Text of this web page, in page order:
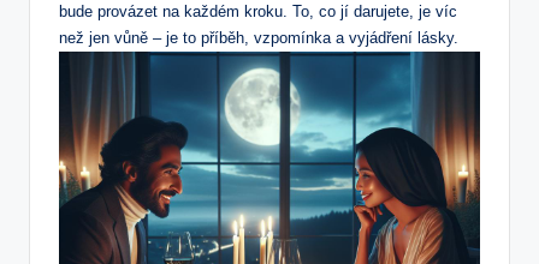
bude provázet na každém kroku.⁢ To, co jí⁤ darujete, je víc
než ⁤jen vůně – je ⁤to příběh, vzpomínka a vyjádření lásky.